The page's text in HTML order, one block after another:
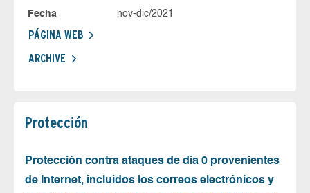
Fecha
nov-dic/2021
PÁGINA WEB
ARCHIVE
Protección
Protección contra ataques de día 0 provenientes
de Internet, incluidos los correos electrónicos y